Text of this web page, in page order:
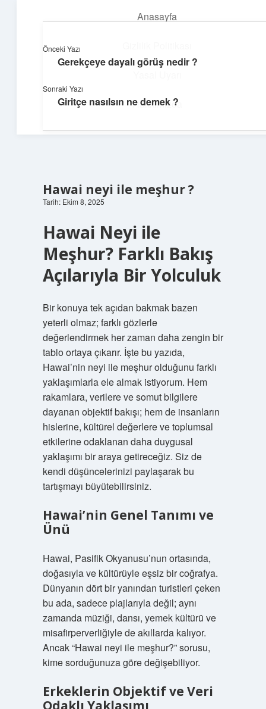
Anasayfa
Hakkımızda
Günlük Akış
Günlük yaşamdan küçük notlar ve kısa bilgiler.
Hawai neyi ile meşhur ?
Tarih: Ekim 8, 2025
Hawai Neyi ile
Meşhur? Farklı Bakış
Açılarıyla Bir Yolculuk
Bir konuya tek açıdan bakmak bazen
yeterli olmaz; farklı gözlerle
değerlendirmek her zaman daha zengin bir
tablo ortaya çıkarır. İşte bu yazıda,
Hawai’nin neyi ile meşhur olduğunu farklı
yaklaşımlarla ele almak istiyorum. Hem
rakamlara, verilere ve somut bilgilere
dayanan objektif bakışı; hem de insanların
hislerine, kültürel değerlere ve toplumsal
etkilerine odaklanan daha duygusal
yaklaşımı bir araya getireceğiz. Siz de
kendi düşüncelerinizi paylaşarak bu
tartışmayı büyütebilirsiniz.
Hawai’nin Genel Tanımı ve
Ünü
Hawai, Pasifik Okyanusu’nun ortasında,
doğasıyla ve kültürüyle eşsiz bir coğrafya.
Dünyanın dört bir yanından turistleri çeken
bu ada, sadece plajlarıyla değil; aynı
zamanda müziği, dansı, yemek kültürü ve
misafirperverliğiyle de akıllarda kalıyor.
Ancak “Hawai neyi ile meşhur?” sorusu,
kime sorduğunuza göre değişebiliyor.
Erkeklerin Objektif ve Veri
Odaklı Yaklaşımı
Önceki Yazı
Gerekçeye dayalı görüş nedir ?
Sonraki Yazı
Giritçe nasılsın ne demek ?